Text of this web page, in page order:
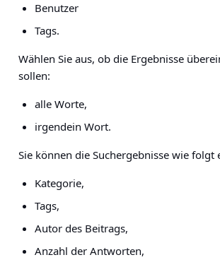
Benutzer
Tags.
Wählen Sie aus, ob die Ergebnisse
sollen:
alle Worte,
irgendein Wort.
Sie können die Suchergebnisse wie folgt
Kategorie,
Tags,
Autor des Beitrags,
Anzahl der Antworten,